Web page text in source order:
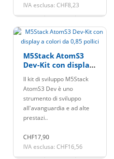
IVA esclusa: CHF8,23
M5Stack AtomS3
Dev-Kit con display
pollici
Il kit di sviluppo M5Stack
AtomS3 Dev è uno
strumento di sviluppo
all'avanguardia e ad alte
prestazi..
CHF17,90
IVA esclusa: CHF16,56